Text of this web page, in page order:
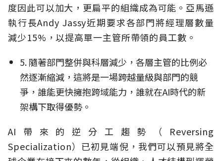
度因此可以加大，更扁平的組織成為可能。亞馬遜
執行長Andy Jassy近期要求各部門將經理層數量
減少15%，以提高單一主管所帶領的員工數。
5. 隨著部門整併與科層減少，各層主管的比例必
然逐漸縮減，這將是一場跨越量級與部門的競
爭，誰能更快擁抱跨域能力，誰就在AI時代的新
架構下取得優勢。
AI帶來的逆分工趨勢（Reversing
Specialization）已初見端倪，我們可以預見將全